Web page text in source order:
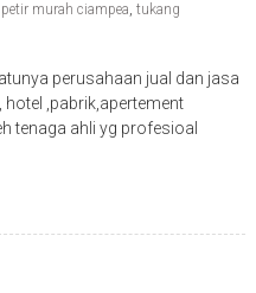
murah ciampea, tukang
perusahaan jual dan jasa
,pabrik,apertement
tenaga ahli yg profesioal